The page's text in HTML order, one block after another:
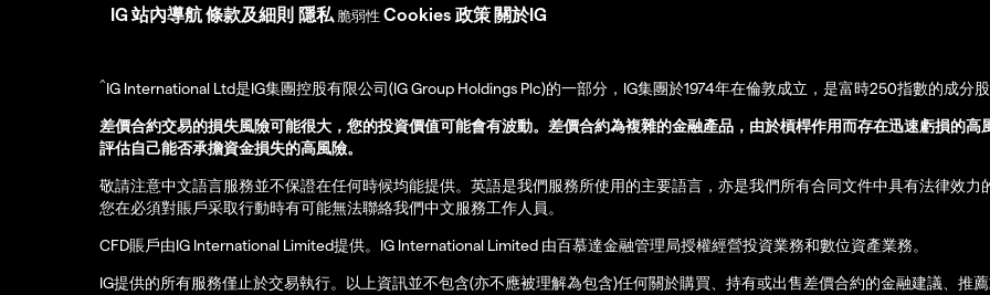
IG 站內導航條款及細則 隱私 脆弱性 Cookies 政策 關於IG
^IG International Ltd是IG集團控股有限公司(IG Group Holdings Plc)的一部分，IG集團於1974年在倫敦成立，是富時250指數的成分
差價合約交易的損失風險可能很大，您的投資價值可能會有波動。差價合約為複雜的金融產品，由於槓桿作用而存在迅速虧損的
評估自己能否承擔資金損失的高風險。
敬請注意中文語言服務並不保證在任何時候均能提供。英語是我們服務所使用的主要語言，亦是我們所有合同文件中具有法律效力
您在必須對賬戶采取行動時有可能無法聯絡我們中文服務工作人員。
CFD賬戶由IG International Limited提供。IG International Limited 由百慕達金融管理局授權經營投資業務和數位資產業務。
IG提供的所有服務僅止於交易執行。以上資訊並不包含(亦不應被理解為包含)任何關於購買、持有或出售差價合約的金融建議、推